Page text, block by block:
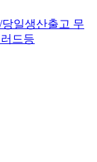
일생산출고 무
드등